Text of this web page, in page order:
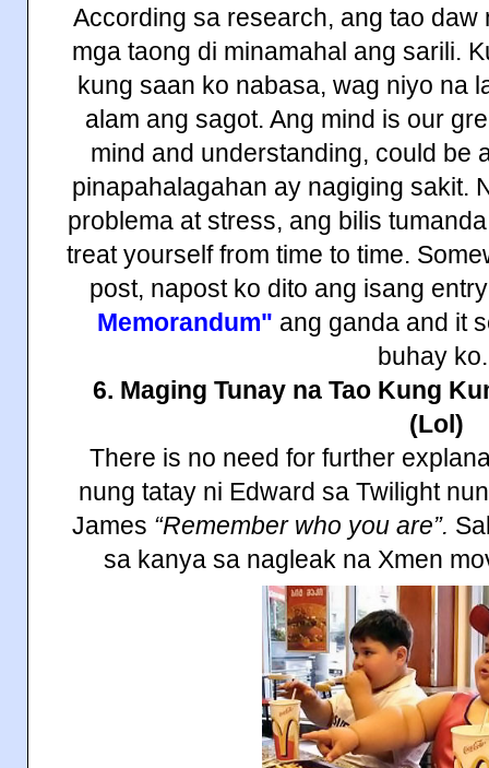
According sa research, ang tao
mga taong di minamahal ang sarili.
kung saan ko nabasa, wag niyo na
alam ang sagot. Ang mind is our
mind and understanding, could be
pinapahalagahan ay nagiging sakit.
problema at stress, ang bilis
treat yourself from time to time.
post, napost ko dito ang isang
Memorandum" ang ganda and it
buhay
6. Maging Tunay na Tao Kung
(Lol)
There is no need for further
nung tatay ni Edward sa Twilight
James “Remember who you are”.
sa kanya sa nagleak na Xmen